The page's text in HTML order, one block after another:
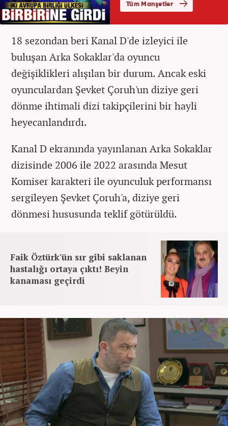
18 sezondan beri Kanal D'de izleyici ile
buluşan Arka Sokaklar'da oyuncu
değişiklikleri alışılan bir durum. Ancak eski
oyunculardan Şevket Çoruh'un diziye geri
dönme ihtimali dizi takipçilerini bir hayli
heyecanlandırdı.
Kanal D ekranında yayınlanan Arka Sokaklar
dizisinde 2006 ile 2022 arasında Mesut
Komiser karakteri ile oyunculuk performansı
sergileyen Şevket Çoruh'a, diziye geri
dönmesi hususunda teklif götürüldü.
Faik Öztürk'ün sır gibi saklanan
hastalığı ortaya çıktı! Beyin
kanaması geçirdi